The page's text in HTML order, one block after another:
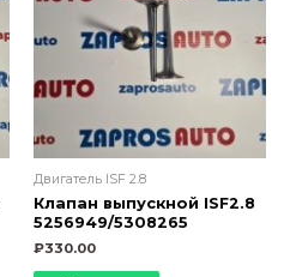
Двигатель ISF 2.8
Клапан выпускной ISF2.8
5256949/5308265
₽330.00